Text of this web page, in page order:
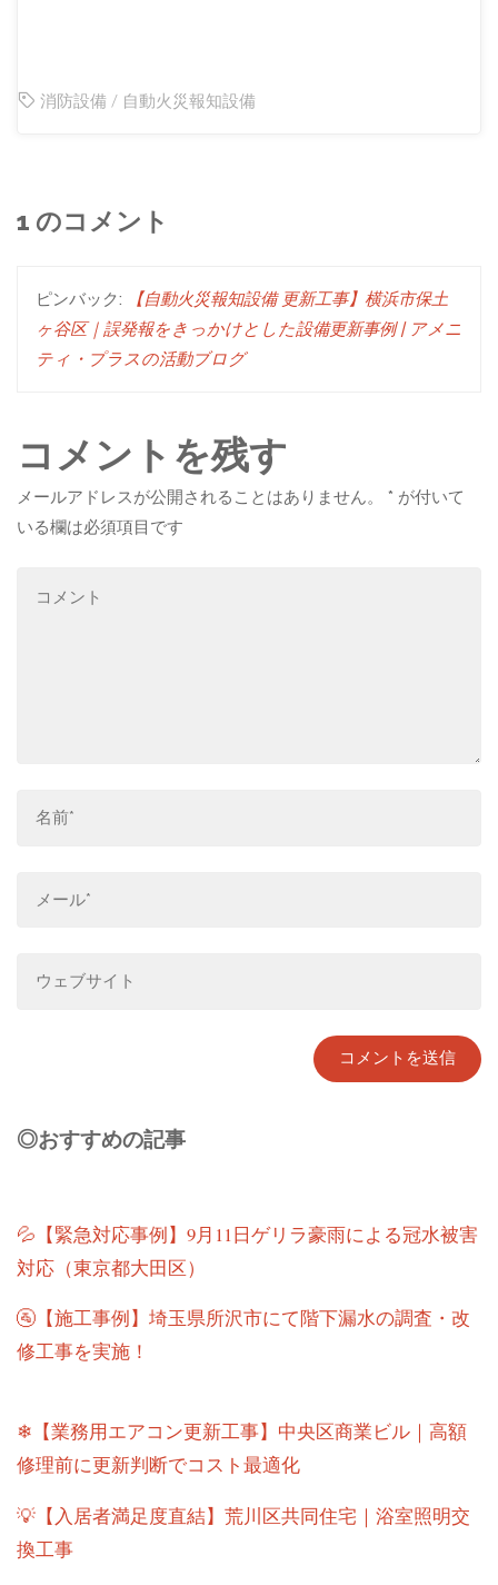
消防設備 / 自動火災報知設備
1 のコメント
ピンバック:
【自動火災報知設備 更新工事】横浜市保土
ヶ谷区｜誤発報をきっかけとした設備更新事例 | アメニ
ティ・プラスの活動ブログ
コメントを残す
メールアドレスが公開されることはありません。 * が付いて
いる欄は必須項目です
◎おすすめの記事
💦【緊急対応事例】9月11日ゲリラ豪雨による冠水被害
対応（東京都大田区）
🚰【施工事例】埼玉県所沢市にて階下漏水の調査・改
修工事を実施！
❄【業務用エアコン更新工事】中央区商業ビル｜高額
修理前に更新判断でコスト最適化
💡【入居者満足度直結】荒川区共同住宅｜浴室照明交
換工事